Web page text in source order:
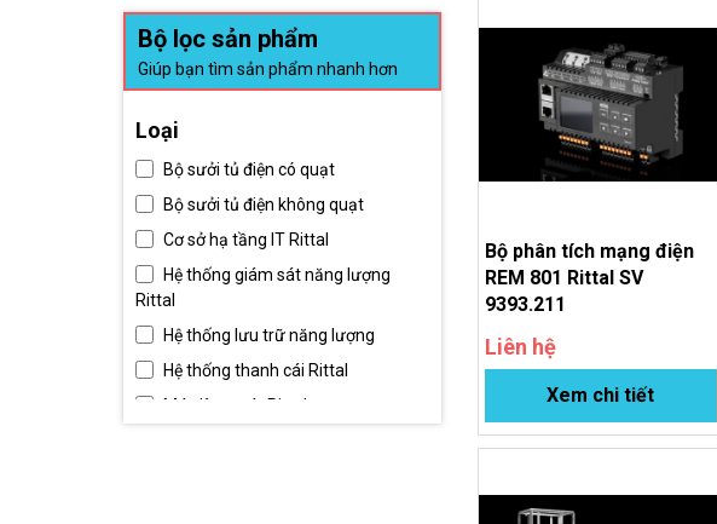
Bộ lọc sản phẩm
Giúp bạn tìm sản phẩm nhanh hơn
Loại
Bộ sưởi tủ điện có quạt
Bộ sưởi tủ điện không quạt
Cơ sở hạ tầng IT Rittal
Hệ thống giám sát năng lượng
Rittal
Hệ thống lưu trữ năng lượng
Hệ thống thanh cái Rittal
Máy làm mát Rittal
Bộ phân tích mạng điện
REM 801 Rittal SV
9393.211
Liên hệ
Xem chi tiết